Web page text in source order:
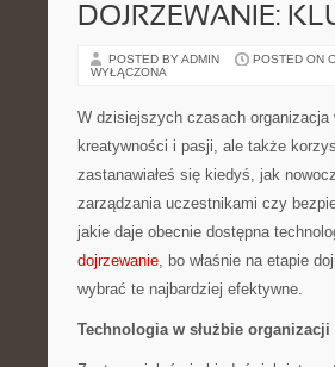
DOJRZEWANIE:
POSTED BY ADMIN POSTED ON
WYŁĄCZONA
W dzisiejszych czasach
kreatywności i pasji, ale także
zastanawiałeś się kiedyś, jak
zarządzania uczestnikami czy
jakie daje obecnie dostępna
dojrzewanie, bo właśnie na etapie
wybrać te najbardziej efektywne.
Technologia w służbie organizacji